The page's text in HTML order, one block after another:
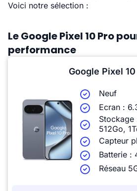
Voici notre sélection :
Le Google Pixel 10 Pro
performance
Google Pixel
Neuf
Ecran :
Stockage
512Go,
Capteur
Batterie :
Réseau